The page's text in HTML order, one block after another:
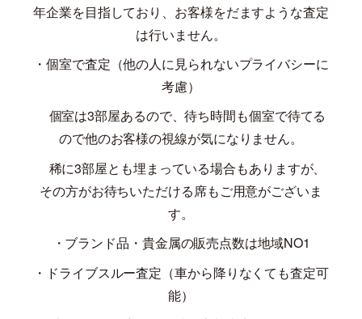
年企業を目指しており、お客様をだますような査定
は行いません。
・個室で査定（他の人に見られないプライバシーに
考慮）
個室は3部屋あるので、待ち時間も個室で待てる
ので他のお客様の視線が気になりません。
稀に3部屋とも埋まっている場合もありますが、
その方がお待ちいただける席もご用意がございま
す。
・ブランド品・貴金属の販売点数は地域NO1
・ドライブスルー査定（車から降りなくても査定可
能）